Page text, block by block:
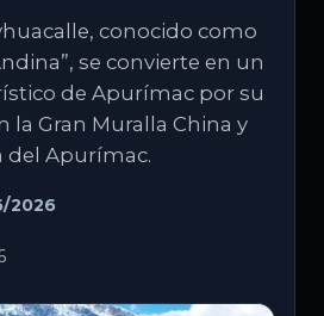
conocido como
se convierte en un
de Apurímac por su
la Gran Muralla China y
del Apurímac.
2026